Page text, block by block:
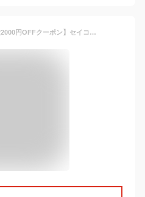
【ポイント最大52倍＆最大2000円OFFクーポン】セイコー セレクション Sシリーズ プレミアム SBTM337 メンズ 腕時計 ソーラー電波 3針 チタン パールホワイト 日本製